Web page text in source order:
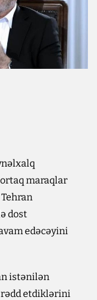
maraqlar
dost
edəcəyini
istənilən
etdiklərini